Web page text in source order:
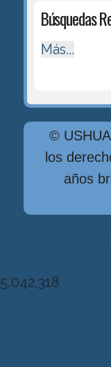
Búsquedas
Más...
©
los
años
5,042,318